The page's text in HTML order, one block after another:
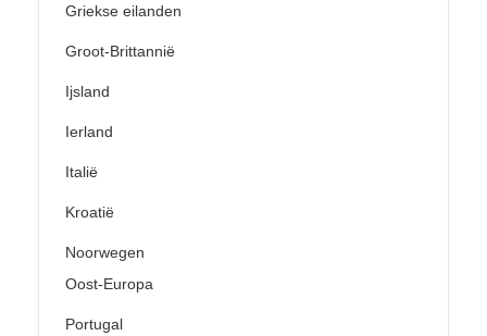
Griekse eilanden
Groot-Brittannië
Ijsland
Ierland
Italië
Kroatië
Noorwegen
Oost-Europa
Portugal